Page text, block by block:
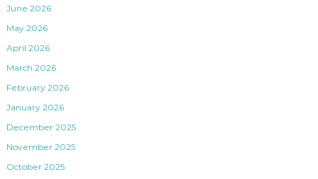
June 2026
May 2026
April 2026
March 2026
February 2026
January 2026
December 2025
November 2025
October 2025